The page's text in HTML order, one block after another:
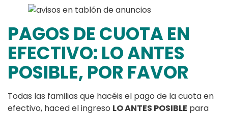
PAGOS DE CUOTA EN
EFECTIVO: LO ANTES
POSIBLE, POR FAVOR
Todas las familias que hacéis el pago de la cuota en
efectivo, haced el ingreso LO ANTES POSIBLE para